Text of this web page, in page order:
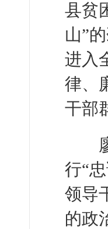
县贫
山”
进入
律、
干部
廖
行“
领导
的政